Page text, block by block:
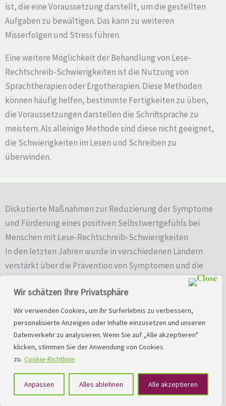
Wir schätzen Ihre Privatsphäre
Wir verwenden Cookies, um Ihr Surferlebnis zu verbessern,
personalisierte Anzeigen oder Inhalte einzusetzen und unseren
Datenverkehr zu analysieren. Wenn Sie auf „Alle akzeptieren"
klicken, stimmen Sie der Anwendung von Cookies
zu. Cookie-Richtlinie
Anpassen Alles ablehnen Alle akzeptieren
ist, die eine Voraussetzung darstellt, um die gestellten
Aufgaben zu bewältigen. Das kann zu weiteren
Misserfolgen und Stress führen.
Eine weitere Möglichkeit der Behandlung von Lese-
Rechtschreib-Schwierigkeiten ist die Nutzung von
Sprachtherapien oder Ergotherapien. Diese Methoden
können häufig helfen, bestimmte Fertigkeiten zu üben,
die Voraussetzungen darstellen die Schriftsprache zu
meistern. Als alleinige Methode sind diese nicht geeignet,
die Schwierigkeiten im Lesen und Schreiben zu
überwinden.
Diskutierte Maßnahmen zur Reduzierung der Symptome
und Förderung eines positiven Selbstwertgefühls bei
Menschen mit Lese-Rechtschreib-Schwierigkeiten
In den letzten Jahren wurde in verschiedenen Ländern
verstärkt über die Prävention von Symptomen und die
Menschen mit Lese-Rechtschreib-Schwierigkeiten
diskutiert. Dabei geht es um Strategien, die die Symptome
reduzieren und das Selbstwertgefühl der Betroffenen
steigern. Es wurden Ideen geäußert, wie soziales
Kompetenztraining und kognitive Verhaltenstherapie
(CBT).
Soziales Kompetenztraining ist eine Methode, um soziale